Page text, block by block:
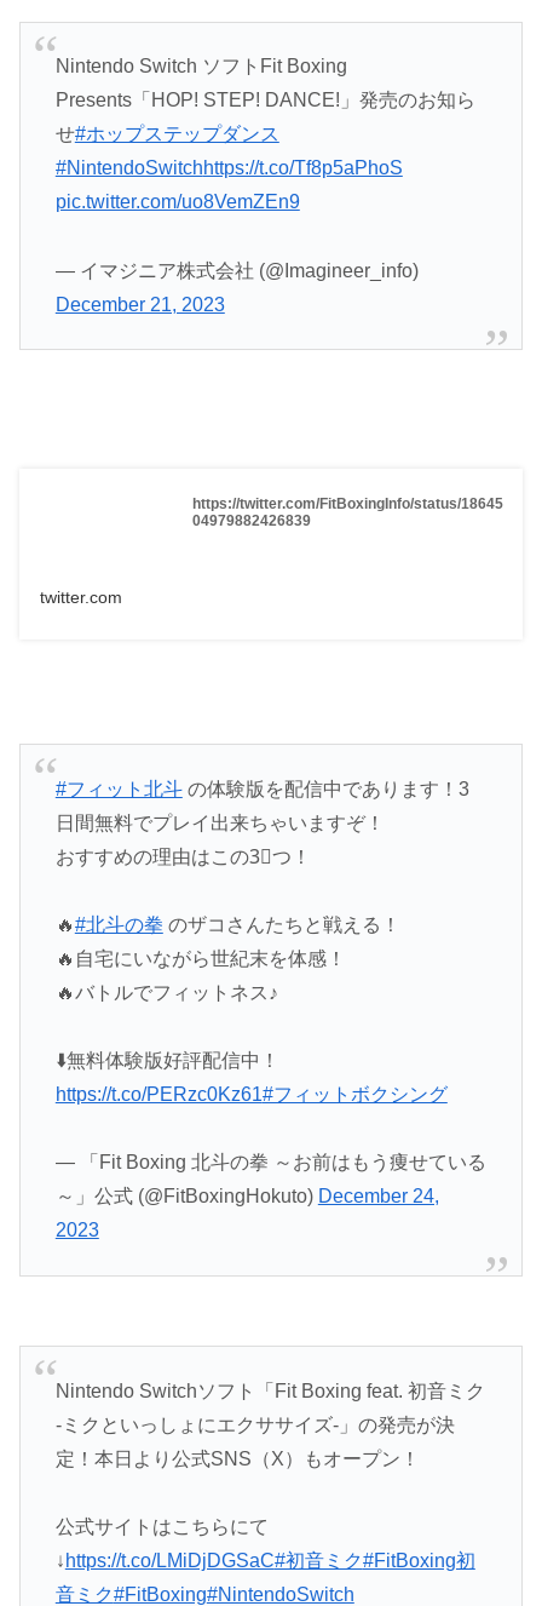
Nintendo Switch ソフトFit Boxing
Presents「HOP! STEP! DANCE!」発売のお知ら
せ#ホップステップダンス
#NintendoSwitchhttps://t.co/Tf8p5aPhoS
pic.twitter.com/uo8VemZEn9
— イマジニア株式会社 (@Imagineer_info)
December 21, 2023
https://twitter.com/FitBoxingInfo/status/18645
04979882426839
twitter.com
#フィット北斗の体験版を配信中であります！3
日間無料でプレイ出来ちゃいますぞ！
おすすめの理由はこの3⃣つ！
🔥#北斗の拳 のザコさんたちと戦える！
🔥自宅にいながら世紀末を体感！
🔥バトルでフィットネス♪
⬇️無料体験版好評配信中！
https://t.co/PERzc0Kz61#フィットボクシング
— 「Fit Boxing 北斗の拳 ～お前はもう痩せている
～」公式 (@FitBoxingHokuto) December 24,
2023
Nintendo Switchソフト「Fit Boxing feat. 初音ミク
-ミクといっしょにエクササイズ-」の発売が決
定！本日より公式SNS（X）もオープン！
公式サイトはこちらにて
↓ https://t.co/LMiDjDGSaC#初音ミク#FitBoxing初
音ミク#FitBoxing#NintendoSwitch